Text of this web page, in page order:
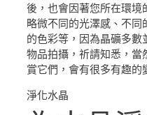
後，也會因著您所在環境
略微不同的光澤感、不同
的色彩等，因為晶礦多
物品拍攝，祈請知悉，當
賞它們，會有很多有趣的
淨化水晶